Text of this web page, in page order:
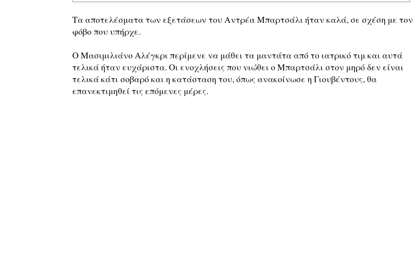
Τα αποτελέσματα των εξετάσεων του Αντρέα Μπαρτσάλι ήταν καλά, σε σχέση με τον
φόβο που υπήρχε.
Ο Μασιμιλιάνο Αλέγκρι περίμενε να μάθει τα μαντάτα από το ιατρικό τιμ και αυτά
τελικά ήταν ευχάριστα. Οι ενοχλήσεις που νιώθει ο Μπαρτσάλι στον μηρό δεν είναι
τελικά κάτι σοβαρό και η κατάσταση του, όπως ανακοίνωσε η Γιουβέντους, θα
επανεκτιμηθεί τις επόμενες μέρες.